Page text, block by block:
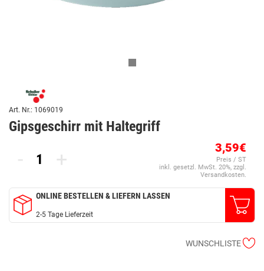
Art. Nr.: 1069019
Gipsgeschirr mit Haltegriff
- + 3,59€
Preis / ST
inkl. gesetzl. MwSt. 20%, zzgl.
Versandkosten.
ONLINE BESTELLEN & LIEFERN LASSEN
2-5 Tage Lieferzeit
WUNSCHLISTE